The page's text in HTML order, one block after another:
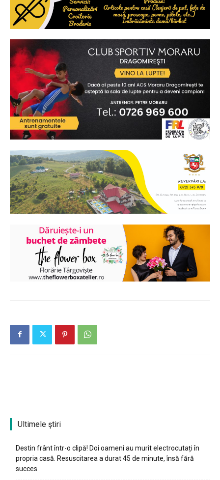
Ultimele ştiri
Destin frânt într-o clipă! Doi oameni au murit electrocutați în
propria casă. Resuscitarea a durat 45 de minute, însă fără
succes